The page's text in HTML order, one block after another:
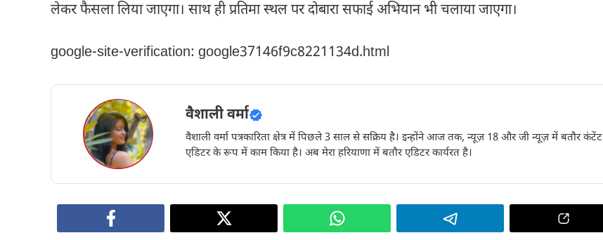
लेकर फैसला लिया जाएगा। साथ ही प्रतिमा स्थल पर दोबारा सफाई अभियान भी चलाया जाएगा।
google-site-verification: google37146f9c8221134d.html
वैशाली वर्मा
वैशाली वर्मा पत्रकारिता क्षेत्र में पिछले 3 साल से सक्रिय है। इन्होंने आज तक, न्यूज़ 18 और जी न्यूज़ में बतौर कंटेंट
एडिटर के रूप में काम किया है। अब मेरा हरियाणा में बतौर एडिटर कार्यरत है।